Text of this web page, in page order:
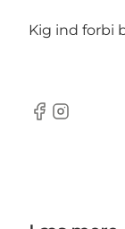
Kig ind forbi
Facebook
Instagram